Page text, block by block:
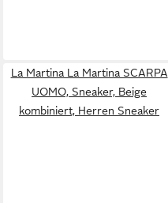
La Martina La Martina SCARPA
UOMO, Sneaker, Beige
kombiniert, Herren Sneaker